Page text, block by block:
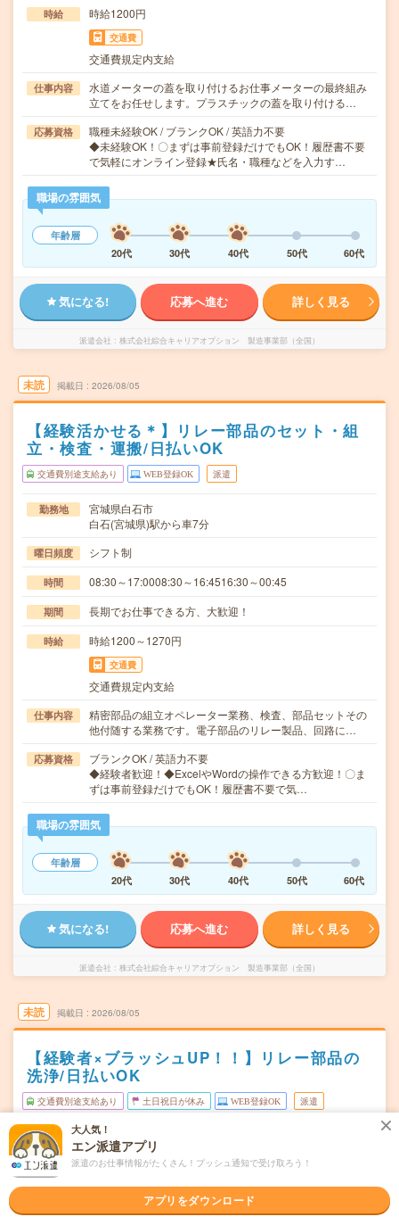
時給 時給1200円
交通費
交通費規定内支給
仕事内容
水道メーターの蓋を取り付けるお仕事メーターの最終組み
立てをお任せします。プラスチックの蓋を取り付ける…
応募資格
職種未経験OK / ブランクOK / 英語力不要
◆未経験OK！〇まずは事前登録だけでもOK！履歴書不要
で気軽にオンライン登録★氏名・職種などを入力す…
職場の雰囲気
年齢層
20代
30代 40代 50代 60代
気になる! 応募へ進む 詳しく見る
派遣会社 株式会社綜合キャリアオプション 製造事業部（全国）
未読 掲載日 2026/08/05
【経験活かせる＊】リレー部品のセット・組
立・検査・運搬/日払いOK
交通費別途支給あり WEB登録OK 派遣
勤務地
宮城県白石市
白石(宮城県)駅から車7分
曜日頻度 シフト制
時間 08:30～17:0008:30～16:4516:30～00:45
期間 長期でお仕事できる方、大歓迎！
時給 時給1200～1270円
交通費
交通費規定内支給
仕事内容
精密部品の組立オペレーター業務、検査、部品セットその
他付随する業務です。電子部品のリレー製品、回路に…
応募資格
ブランクOK / 英語力不要
◆経験者歓迎！◆ExcelやWordの操作できる方歓迎！〇ま
ずは事前登録だけでもOK！履歴書不要で気…
職場の雰囲気
年齢層
20代
30代 40代 50代 60代
気になる! 応募へ進む 詳しく見る
派遣会社 株式会社綜合キャリアオプション 製造事業部（全国）
未読 掲載日 2026/08/05
【経験者×ブラッシュUP！！】リレー部品の
洗浄/日払いOK
交通費別途支給あり 土日祝日が休み WEB登録OK 派遣
勤務地
宮城県白石市
白石(宮城県)駅から車7分
曜日頻度
08:30～17:0008:30～16:4516:30～00:45
大人気！
エン派遣アプリ
派遣のお仕事情報がたくさん！プッシュ通知で受け取ろう！
アプリをダウンロード